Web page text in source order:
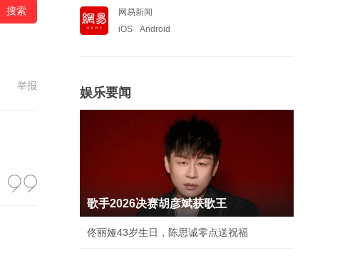
举报
网易新闻
iOS
Android
娱乐要闻
歌手2026决赛胡彦斌获歌王
佟丽娅43岁生日，陈思诚零点送祝福